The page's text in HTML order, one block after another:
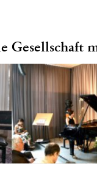
Gesellschaft